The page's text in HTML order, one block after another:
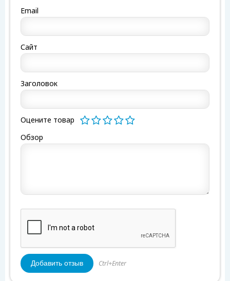
Email
Сайт
Заголовок
Оцените товар
Обзор
Ctrl+Enter